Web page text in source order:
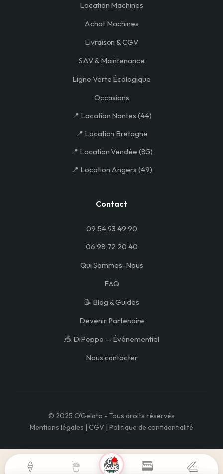
Location Machines
Achat Machines
Livraison & CGV
SAV & Maintenance
Ligne Verte Écologique
Occasions
📍 Location Nantes (44)
📍 Location Bretagne
📍 Location Vendée (85)
📍 Location Angers (49)
Contact
09 54 93 49 90
06 98 72 20 40
Qui Sommes-Nous
FAQ
📝 Blog & Guides
Devenir Partenaire
🎪 DiPeppo — Événementiel
Nous contacter
© 2025 O'Gelato - Tous droits réservés
Mentions légales | CGV | Politique de confidentialité